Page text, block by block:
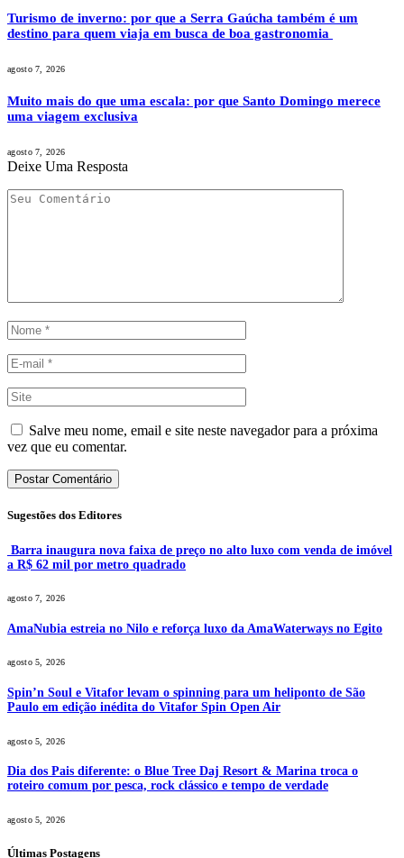
Turismo de inverno: por que a Serra Gaúcha também é um
destino para quem viaja em busca de boa gastronomia
agosto 7, 2026
Muito mais do que uma escala: por que Santo Domingo merece
uma viagem exclusiva
agosto 7, 2026
Deixe Uma Resposta
Salve meu nome, email e site neste navegador para a próxima
vez que eu comentar.
Sugestões dos Editores
Barra inaugura nova faixa de preço no alto luxo com venda de imóvel
a R$ 62 mil por metro quadrado
agosto 7, 2026
AmaNubia estreia no Nilo e reforça luxo da AmaWaterways no Egito
agosto 5, 2026
Spin’n Soul e Vitafor levam o spinning para um heliponto de São
Paulo em edição inédita do Vitafor Spin Open Air
agosto 5, 2026
Dia dos Pais diferente: o Blue Tree Daj Resort & Marina troca o
roteiro comum por pesca, rock clássico e tempo de verdade
agosto 5, 2026
Últimas Postagens